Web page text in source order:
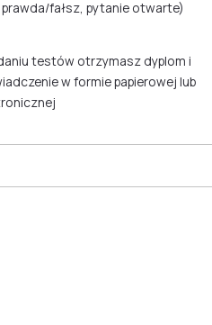
prawda/fałsz, pytanie otwarte)
testów otrzymasz dyplom i
w formie papierowej lub